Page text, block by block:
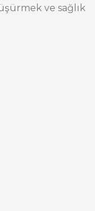
ve sağlık